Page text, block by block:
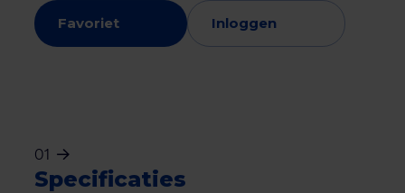
Favoriet Inloggen
01
Specificaties